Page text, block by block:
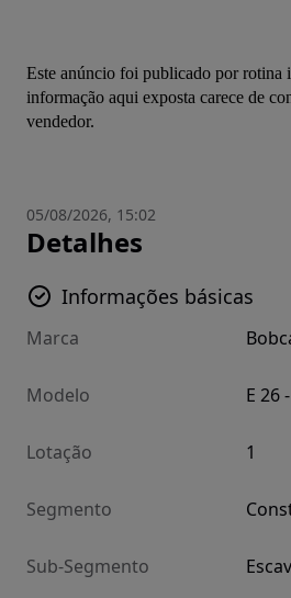
Este anúncio foi publicado por rotina
informação aqui exposta carece de
vendedor.
05/08/2026, 15:02
Detalhes
Informações básicas
Marca
Modelo E 26
Lotação 1
Segmento
Sub-Segmento